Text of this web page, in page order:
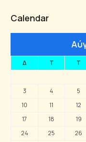
Calendar
Δ Τ Τ
3
4 5
10
11 12
17
18 19
24
25 26